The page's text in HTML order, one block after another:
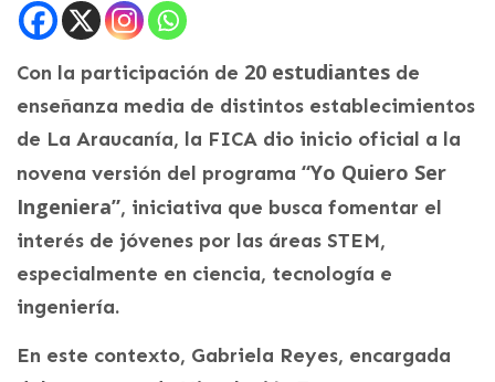
Con la participación de 20 estudiantes de
enseñanza media de distintos establecimientos
de La Araucanía, la FICA dio inicio oficial a la
novena versión del programa “Yo Quiero Ser
Ingeniera”, iniciativa que busca fomentar el
interés de jóvenes por las áreas STEM,
especialmente en ciencia, tecnología e
ingeniería.
En este contexto, Gabriela Reyes, encargada